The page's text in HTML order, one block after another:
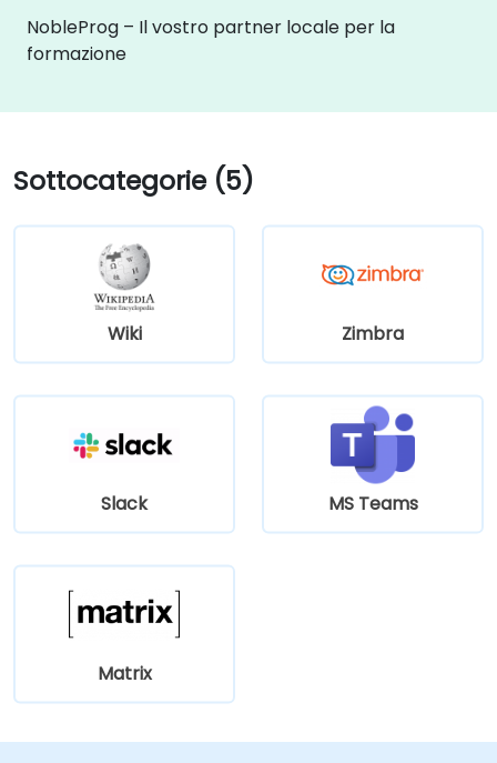
NobleProg – Il vostro partner locale per la
formazione
Sottocategorie (5)
Wiki Zimbra
Slack MS Teams
Matrix